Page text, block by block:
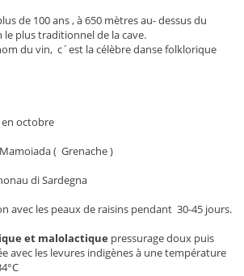
de 100 ans , à 650 mètres au- dessus du
le plus traditionnel de la cave.
du vin, c´est la célèbre danse folklorique
octobre
( Grenache )
di Sardegna
avec les peaux de raisins pendant 30-45 jours.
et malolactique pressurage doux puis
avec les levures indigènes à une température